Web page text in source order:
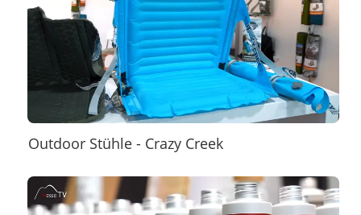
Outdoor Stühle - Crazy Creek